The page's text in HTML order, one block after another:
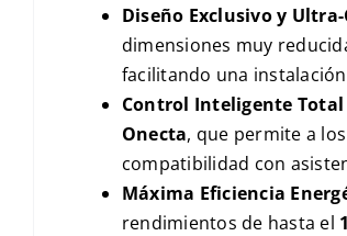
Diseño Exclusivo y
dimensiones muy
facilitando una
Control Inteligente Total
Onecta, que permite a
compatibilidad con
Máxima Eficiencia
rendimientos de hasta el